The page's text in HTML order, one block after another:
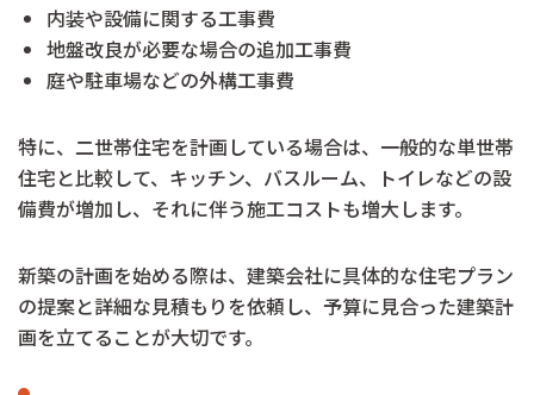
内装や設備に関する工事費
地盤改良が必要な場合の追加工事費
庭や駐車場などの外構工事費
特に、二世帯住宅を計画している場合は、一般的な単世帯
住宅と比較して、キッチン、バスルーム、トイレなどの設
備費が増加し、それに伴う施工コストも増大します。
新築の計画を始める際は、建築会社に具体的な住宅プラン
の提案と詳細な見積もりを依頼し、予算に見合った建築計
画を立てることが大切です。